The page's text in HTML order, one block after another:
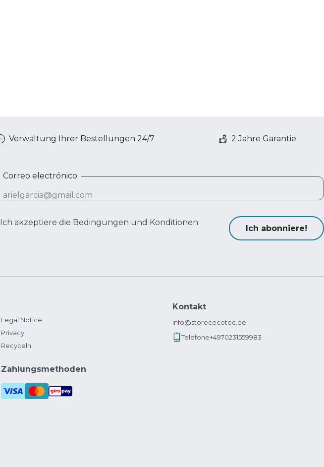
Verwaltung Ihrer Bestellungen 24/7 2 Jahre Garantie
Correo electrónico
Ich akzeptiere die Bedingungen und Konditionen
Ich abonniere!
Legal Notice
Privacy
Recyceln
Zahlungsmethoden
Kontakt
info@storececotec.de
Telefone+4970231559983